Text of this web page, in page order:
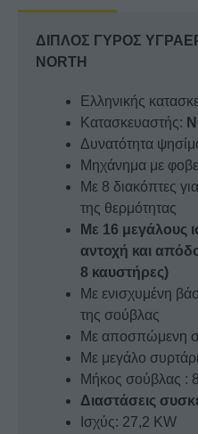
NORTH
ποσότητα
ΔΙΠΛΟΣ ΓΥΡΟΣ
NORTH
Eλληνικής
Κατασκευαστής:
Δυνατότητα
Μηχάνημα με
Με 8 διακόπτες
της θερμότητας
Με 16 μεγάλους
αντοχή και
8 καυστήρες)
Με ενισχυμένη
της σούβλας
Με αποσπώμενη
Με μεγάλο
Μήκος σούβλας :
Διαστάσεις
Ισχύς: 27,2 KW